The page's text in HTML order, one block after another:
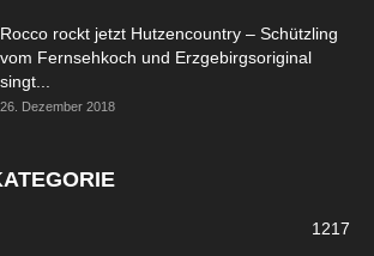
Rocco rockt jetzt Hutzencountry – Schützling
vom Fernsehkoch und Erzgebirgsoriginal
singt...
26. Dezember 2018
1217